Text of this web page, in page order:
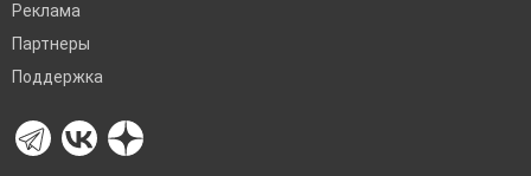
Реклама
Партнеры
Поддержка